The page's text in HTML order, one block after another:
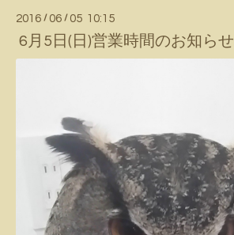
2016 / 06 / 05 10:15
6月5日(日)営業時間のお知らせ